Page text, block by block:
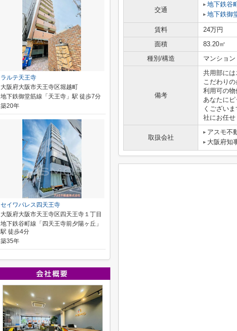
交通
地下鉄谷
地下鉄御
賃料 24万円
面積
83.20㎡
種別/構造
マンショ
備考
共用部には
こだわり
利用可の
あなたに
くござい
社にお任せ
取扱会社
アスモ不
大阪府知
ラルテ天王寺
大阪府大阪市天王寺区堀越町
地下鉄御堂筋線「天王寺」駅 徒歩7分
築20年
セイワパレス四天王寺
大阪府大阪市天王寺区四天王寺１丁目
地下鉄谷町線「四天王寺前夕陽ヶ丘」
駅 徒歩4分
築35年